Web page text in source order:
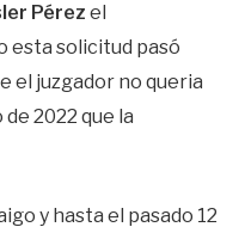
Pérez el
esta solicitud pasó
el juzgador no queria
2022 que la
y hasta el pasado 12